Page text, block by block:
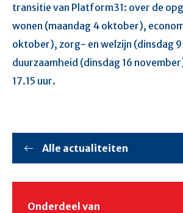
transitie van Platform31: over de
wonen (maandag 4 oktober),
oktober), zorg- en welzijn (dinsdag
duurzaamheid (dinsdag 16
17.15 uur.
Alle actualiteiten
Onderdeel van